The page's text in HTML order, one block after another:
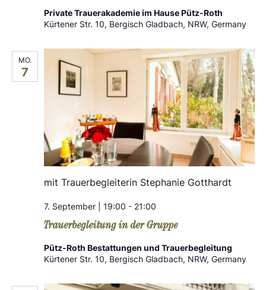
Private Trauerakademie im Hause Pütz-Roth
Kürtener Str. 10, Bergisch Gladbach, NRW, Germany
MO.
7
7. September | 19:00 - 21:00
Trauerbegleitung in der Gruppe
mit Trauerbegleiterin Stephanie Gotthardt
Pütz-Roth Bestattungen und Trauerbegleitung
Kürtener Str. 10, Bergisch Gladbach, NRW, Germany